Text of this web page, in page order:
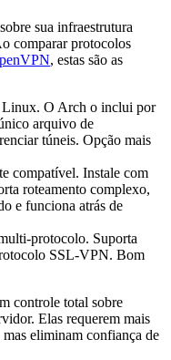
sua infraestrutura
comparar protocolos
, estas são as
Linux. O Arch o inclui por
arquivo de
túneis. Opção mais
compatível. Instale com
roteamento complexo,
e funciona atrás de
protocolo. Suporta
SSL-VPN. Bom
controle total sobre
Elas requerem mais
eliminam confiança de